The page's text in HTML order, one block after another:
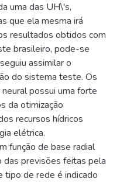
uma das UH\'s,
que ela mesma irá
resultados obtidos com
brasileiro, pode-se
assimilar o
do sistema teste. Os
possui uma forte
da otimização
recursos hídricos
elétrica.
função de base radial
das previsões feitas pela
tipo de rede é indicado